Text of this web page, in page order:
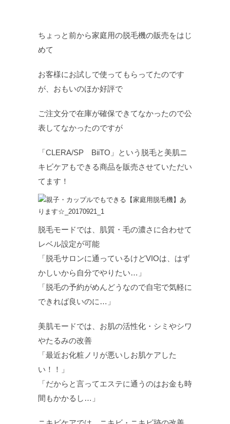
ちょっと前から家庭用の脱毛機の販売をはじ
めて
お客様にお試しで使ってもらってたのです
が、おもいのほか好評で
ご注文分で在庫が確保できてなかったので公
表してなかったのですが
「CLERA/SP BiiTO」という脱毛と美肌ニ
キビケアもできる商品を販売させていただい
てます！
脱毛モードでは、肌質・毛の濃さに合わせて
レベル設定が可能
「脱毛サロンに通っているけどVIOは、はず
かしいから自分でやりたい…」
「脱毛の予約がめんどうなので自宅で気軽に
できれば良いのに…」
美肌モードでは、お肌の活性化・シミやシワ
やたるみの改善
「最近お化粧ノリが悪いしお肌ケアした
い！！」
「だからと言ってエステに通うのはお金も時
間もかかるし…」